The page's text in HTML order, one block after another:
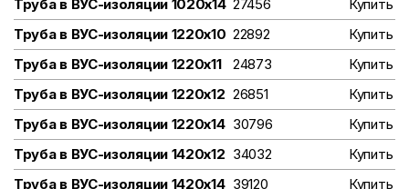
Труба в ВУС-изоляции 1020х14 27456
Купить
Труба в ВУС-изоляции 1220х10 22892
Купить
Труба в ВУС-изоляции 1220х11
24873
Купить
Труба в ВУС-изоляции 1220х12 26851
Купить
Труба в ВУС-изоляции 1220х14 30796
Купить
Труба в ВУС-изоляции 1420х12 34032
Купить
Труба в ВУС-изоляции 1420х14 39120 Купить